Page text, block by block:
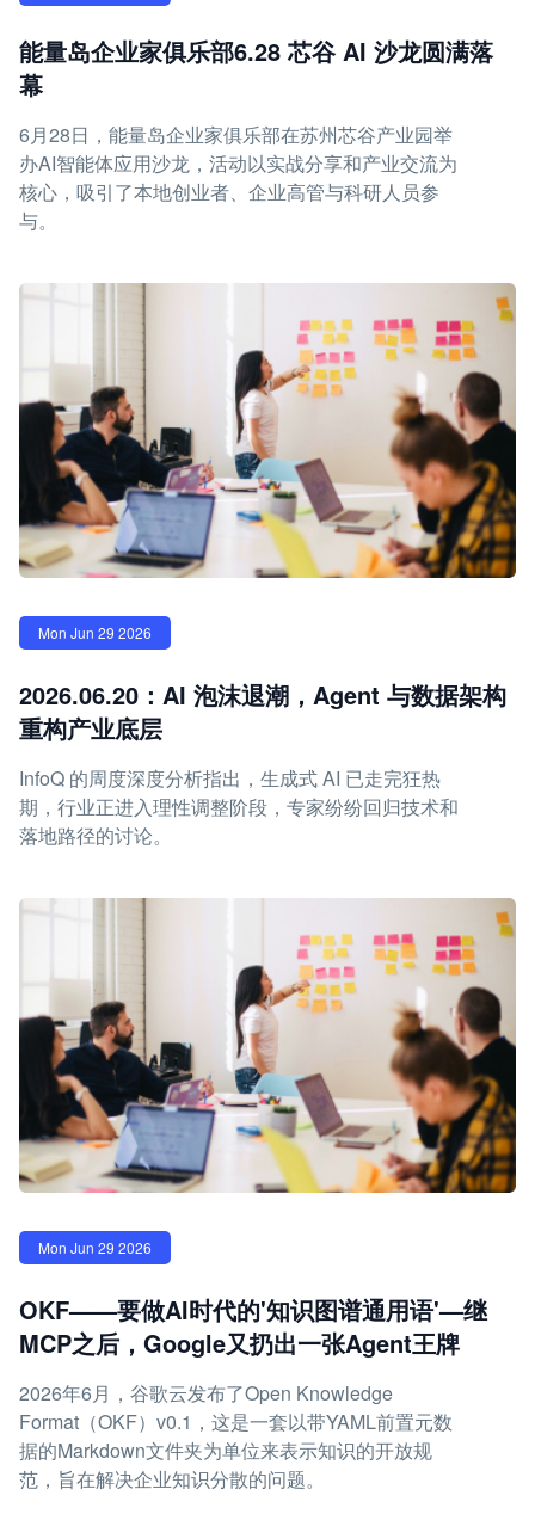
能量岛企业家俱乐部6.28 芯谷 AI 沙龙圆满落
幕
6月28日，能量岛企业家俱乐部在苏州芯谷产业园举
办AI智能体应用沙龙，活动以实战分享和产业交流为
核心，吸引了本地创业者、企业高管与科研人员参
与。
Mon Jun 29 2026
2026.06.20：AI 泡沫退潮，Agent 与数据架构
重构产业底层
InfoQ 的周度深度分析指出，生成式 AI 已走完狂热
期，行业正进入理性调整阶段，专家纷纷回归技术和
落地路径的讨论。
Mon Jun 29 2026
OKF——要做AI时代的'知识图谱通用语'—继
MCP之后，Google又扔出一张Agent王牌
2026年6月，谷歌云发布了Open Knowledge
Format（OKF）v0.1，这是一套以带YAML前置元数
据的Markdown文件夹为单位来表示知识的开放规
范，旨在解决企业知识分散的问题。